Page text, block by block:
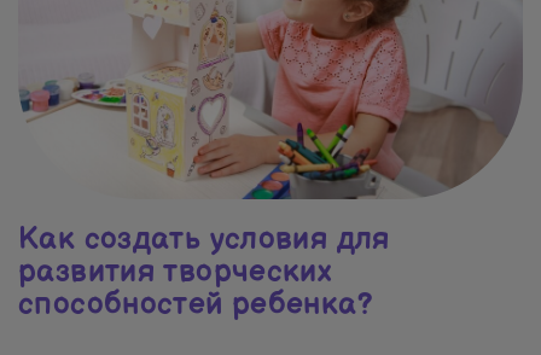
Как создать условия для
развития творческих
способностей ребенка?